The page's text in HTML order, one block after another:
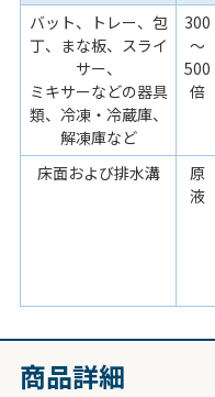
バット、トレー、包
丁、まな板、スライ
サー、
ミキサーなどの器具
類、冷凍・冷蔵庫、
解凍庫など
300
～
500
倍
床面および排水溝
原
液
商品詳細